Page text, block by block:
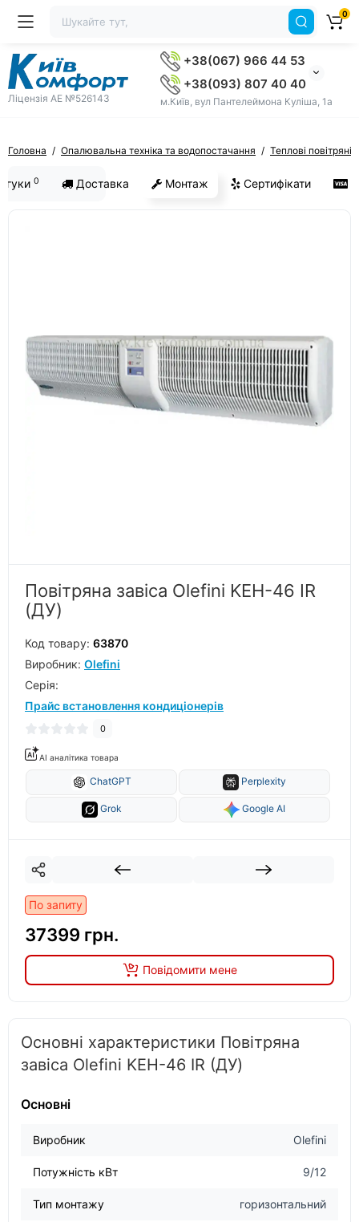
Ліцензія AE №526143
+38(067) 966 44 53
+38(093) 807 40 40
м.Київ, вул Пантелеймона Куліша, 1а
0
Головна Опалювальна техніка та водопостачання Теплові повітряні
0 Доставка Монтаж Сертифікати
Повітряна завіса Olefini KEH-46 IR
(ДУ)
Код товару: 63870
Виробник: Olefini
Серiя:
Прайс встановлення кондиціонерів
0
AI аналітика товара
ChatGPT Perplexity
Grok Google AI
По запиту
37399 грн.
Повідомити мене
Основні характеристики Повітряна
завіса Olefini KEH-46 IR (ДУ)
Основні
Виробник Olefini
Потужність кВт 9/12
Тип монтажу горизонтальний